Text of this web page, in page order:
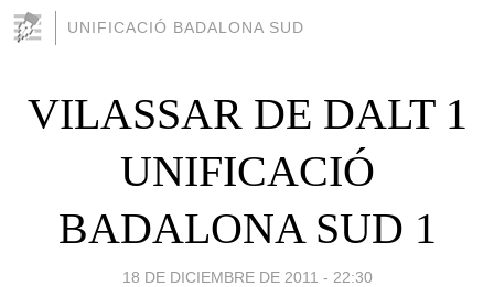
UNIFICACIÓ BADALONA SUD
VILASSAR DE DALT 1
UNIFICACIÓ
BADALONA SUD 1
18 DE DICIEMBRE DE 2011 - 22:30